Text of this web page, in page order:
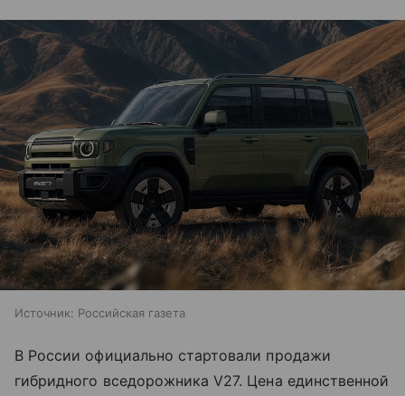
Источник: Российская газета
В России официально стартовали продажи
гибридного вседорожника V27. Цена единственной